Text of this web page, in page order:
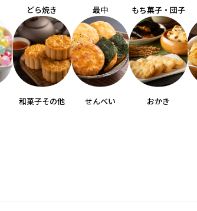
どら焼き 最中 もち菓子・団子
和菓子その他 せんべい おかき